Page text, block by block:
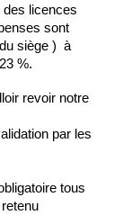
des licences
sont
siège ) à
%.
revoir notre
par les
tous